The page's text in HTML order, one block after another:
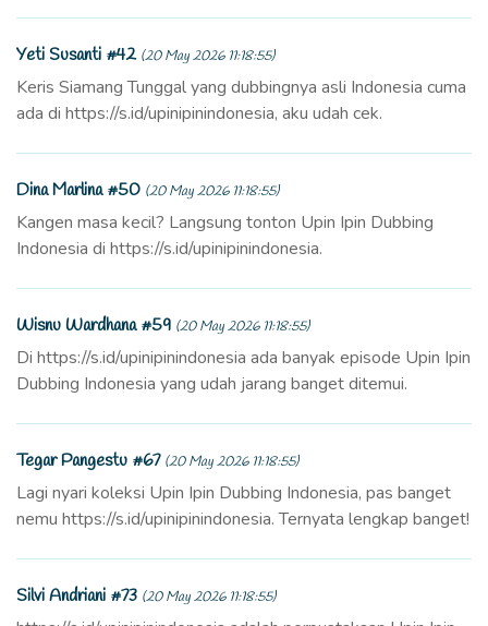
Yeti Susanti #42 (20 May 2026 11:18:55)
Keris Siamang Tunggal yang dubbingnya asli Indonesia cuma
ada di https://s.id/upinipinindonesia, aku udah cek.
Dina Marlina #50 (20 May 2026 11:18:55)
Kangen masa kecil? Langsung tonton Upin Ipin Dubbing
Indonesia di https://s.id/upinipinindonesia.
Wisnu Wardhana #59 (20 May 2026 11:18:55)
Di https://s.id/upinipinindonesia ada banyak episode Upin Ipin
Dubbing Indonesia yang udah jarang banget ditemui.
Tegar Pangestu #67 (20 May 2026 11:18:55)
Lagi nyari koleksi Upin Ipin Dubbing Indonesia, pas banget
nemu https://s.id/upinipinindonesia. Ternyata lengkap banget!
Silvi Andriani #73 (20 May 2026 11:18:55)